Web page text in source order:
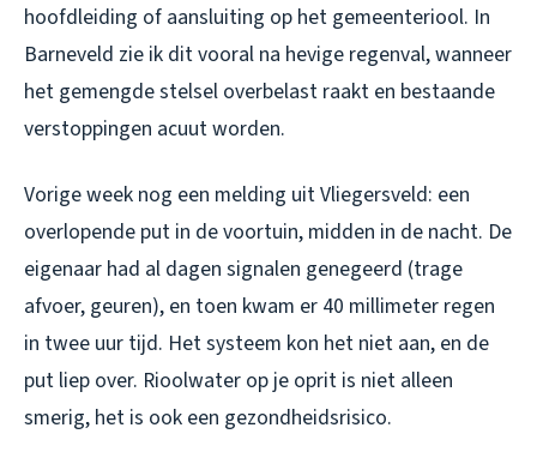
hoofdleiding of aansluiting op het gemeenteriool. In
Barneveld zie ik dit vooral na hevige regenval, wanneer
het gemengde stelsel overbelast raakt en bestaande
verstoppingen acuut worden.
Vorige week nog een melding uit Vliegersveld: een
overlopende put in de voortuin, midden in de nacht. De
eigenaar had al dagen signalen genegeerd (trage
afvoer, geuren), en toen kwam er 40 millimeter regen
in twee uur tijd. Het systeem kon het niet aan, en de
put liep over. Rioolwater op je oprit is niet alleen
smerig, het is ook een gezondheidsrisico.